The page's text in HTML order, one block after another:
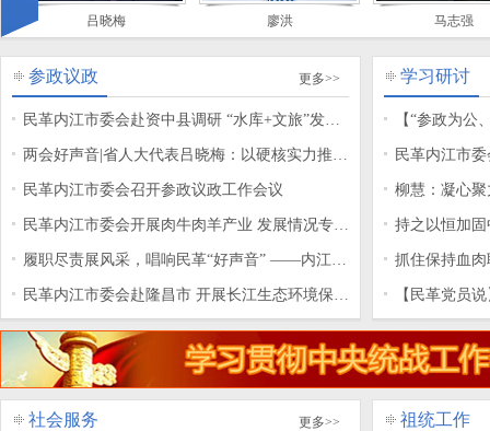
参政议政 更多>>
民革内江市委会赴资中县调研 “水库+文旅”发展
工作
两会好声音|省人大代表吕晓梅：以硬核实力推动
四川核医疗产业“出圈”
民革内江市委会召开参政议政工作会议
民革内江市委会开展肉牛肉羊产业 发展情况专题
调研
履职尽责展风采，唱响民革“好声音” ——内江民
革党员中的代表、委员积
民革内江市委会赴隆昌市 开展长江生态环境保护
民主监督专题调研
学习研讨
【“参政为公
入学习习近
民革内江市
学习交流活动
柳慧：凝心
持之以恒加
变中国的启
抓住保持血
变中国的启
社会服务 更多>> 祖统工作